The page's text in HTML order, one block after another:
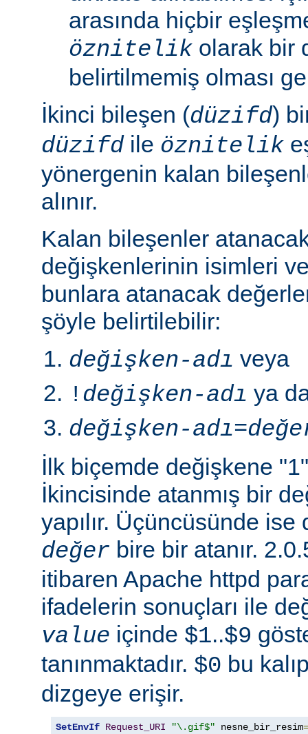
arasında hiçbir
öznitelik olarak bir
belirtilmemiş olması
İkinci bileşen (düzifd)
düzifdile öznitelik
yönergenin kalan
alınır.
Kalan bileşenler
değişkenlerinin isimleri
bunlara atanacak
şöyle belirtilebilir:
değişken-adı veya
! değişken-adı ya
değişken-adı=
İlk biçemde değişkene
İkincisinde atanmış bir
yapılır. Üçüncüsünde
değer bire bir atanır.
itibaren Apache httpd
ifadelerin sonuçları ile
value içinde $1..$9
tanınmaktadır. $0 bu
dizgeye erişir.
SetEnvIf Request_URI "\.gif$" nesne_bir_resim=